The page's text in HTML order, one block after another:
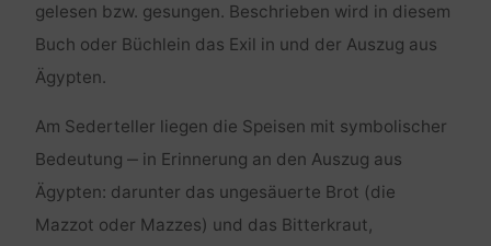
gelesen bzw. gesungen. Beschrieben wird in diesem
Buch oder Büchlein das Exil in und der Auszug aus
Ägypten.
Am Sederteller liegen die Speisen mit symbolischer
Bedeutung ‒ in Erinnerung an den Auszug aus
Ägypten: darunter das ungesäuerte Brot (die
Mazzot oder Mazzes) und das Bitterkraut,